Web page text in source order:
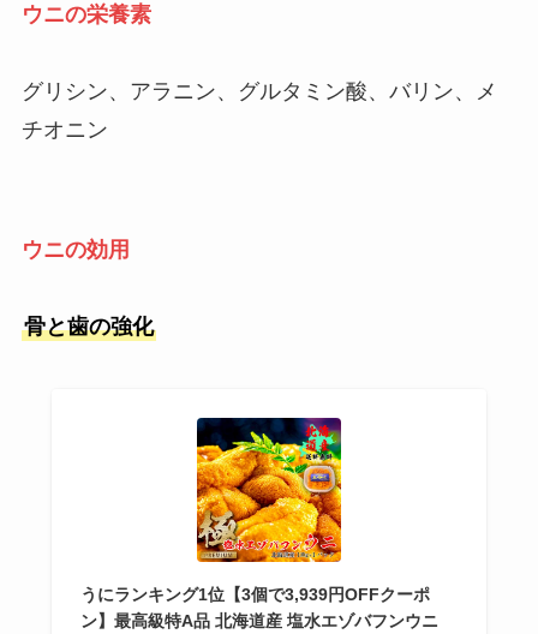
ウニの栄養素
グリシン、アラニン、グルタミン酸、バリン、メ
チオニン
ウニの効用
骨と歯の強化
うにランキング1位【3個で3,939円OFFクーポ
ン】最高級特A品 北海道産 塩水エゾバフンウニ